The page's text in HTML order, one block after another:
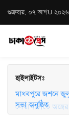
শুক্রবার, ০৭ আগU ২০২৬
হাইলাইটসঃ
নোয়াখালীতে
মাধবপুরে জশনে
সভা অনুষ্ঠিত